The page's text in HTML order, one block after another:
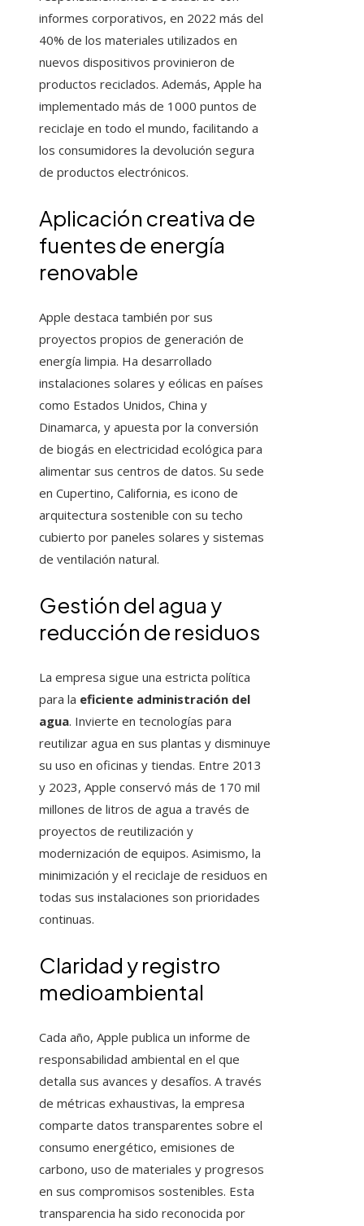
informes corporativos, en 2022 más del
40% de los materiales utilizados en
nuevos dispositivos provinieron de
productos reciclados. Además, Apple ha
implementado más de 1000 puntos de
reciclaje en todo el mundo, facilitando a
los consumidores la devolución segura
de productos electrónicos.
Aplicación creativa de
fuentes de energía
renovable
Apple destaca también por sus
proyectos propios de generación de
energía limpia. Ha desarrollado
instalaciones solares y eólicas en países
como Estados Unidos, China y
Dinamarca, y apuesta por la conversión
de biogás en electricidad ecológica para
alimentar sus centros de datos. Su sede
en Cupertino, California, es icono de
arquitectura sostenible con su techo
cubierto por paneles solares y sistemas
de ventilación natural.
Gestión del agua y
reducción de residuos
La empresa sigue una estricta política
para la eficiente administración del
agua. Invierte en tecnologías para
reutilizar agua en sus plantas y disminuye
su uso en oficinas y tiendas. Entre 2013
y 2023, Apple conservó más de 170 mil
millones de litros de agua a través de
proyectos de reutilización y
modernización de equipos. Asimismo, la
minimización y el reciclaje de residuos en
todas sus instalaciones son prioridades
continuas.
Claridad y registro
medioambiental
Cada año, Apple publica un informe de
responsabilidad ambiental en el que
detalla sus avances y desafíos. A través
de métricas exhaustivas, la empresa
comparte datos transparentes sobre el
consumo energético, emisiones de
carbono, uso de materiales y progresos
en sus compromisos sostenibles. Esta
transparencia ha sido reconocida por